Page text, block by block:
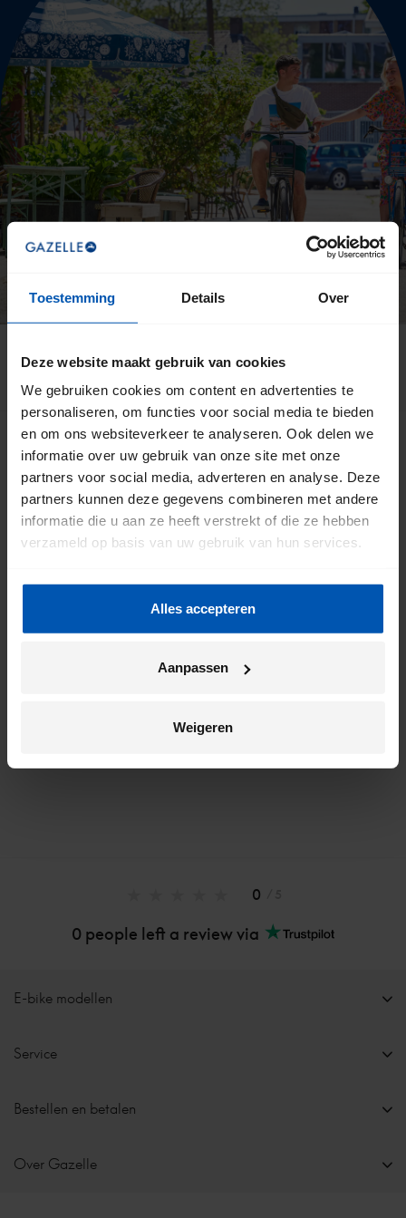
Toestemming Details Over
Deze website maakt gebruik van cookies
We gebruiken cookies om content en advertenties te
personaliseren, om functies voor social media te bieden
en om ons websiteverkeer te analyseren. Ook delen we
informatie over uw gebruik van onze site met onze
partners voor social media, adverteren en analyse. Deze
partners kunnen deze gegevens combineren met andere
informatie die u aan ze heeft verstrekt of die ze hebben
verzameld op basis van uw gebruik van hun services.
Alles accepteren
Aanpassen
Weigeren
0
0 people left a review via
Meld je aan voor onze nieuwsbrief
van Gazelle.*
E-bike modellen
Service
Bestellen en betalen
Over Gazelle